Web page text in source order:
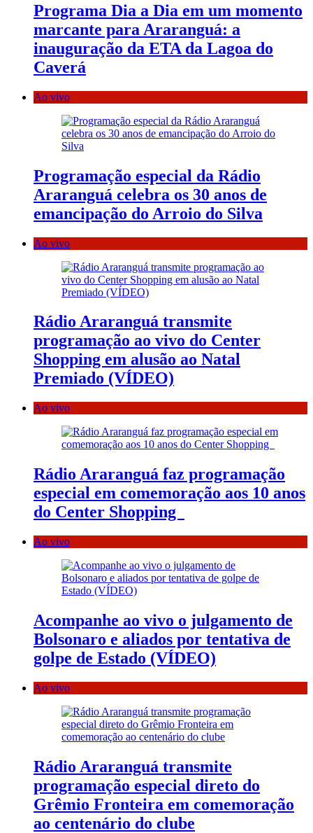
Programa Dia a Dia em um momento
marcante para Araranguá: a
inauguração da ETA da Lagoa do
Caverá
Ao vivo
Programação especial da Rádio
Araranguá celebra os 30 anos de
emancipação do Arroio do Silva
Ao vivo
Rádio Araranguá transmite
programação ao vivo do Center
Shopping em alusão ao Natal
Premiado (VÍDEO)
Ao vivo
Rádio Araranguá faz programação
especial em comemoração aos 10 anos
do Center Shopping
Ao vivo
Acompanhe ao vivo o julgamento de
Bolsonaro e aliados por tentativa de
golpe de Estado (VÍDEO)
Ao vivo
Rádio Araranguá transmite
programação especial direto do
Grêmio Fronteira em comemoração
ao centenário do clube